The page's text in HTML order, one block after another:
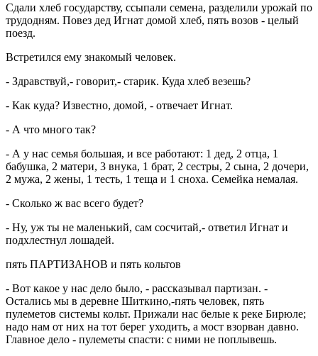
Сдали хлеб государству, ссыпали семена, разделили урожай по
трудодням. Повез дед Игнат домой хлеб, пять возов - целый
поезд.
Встретился ему знакомый человек.
- Здравствуй,- говорит,- старик. Куда хлеб везешь?
- Как куда? Известно, домой, - отвечает Игнат.
- А что много так?
- А у нас семья большая, и все работают: 1 дед, 2 отца, 1
бабушка, 2 матери, 3 внука, 1 брат, 2 сестры, 2 сына, 2 дочери,
2 мужа, 2 жены, 1 тесть, 1 теща и 1 сноха. Семейка немалая.
- Сколько ж вас всего будет?
- Ну, уж ты не маленький, сам сосчитай,- ответил Игнат и
подхлестнул лошадей.
пять ПАРТИЗАНОВ и пять кольтов
- Вот какое у нас дело было, - рассказывал партизан. -
Остались мы в деревне Шиткино,-пять человек, пять
пулеметов системы кольт. Прижали нас белые к реке Бирюле;
надо нам от них на тот берег уходить, а мост взорван давно.
Главное дело - пулеметы спасти: с ними не поплывешь.